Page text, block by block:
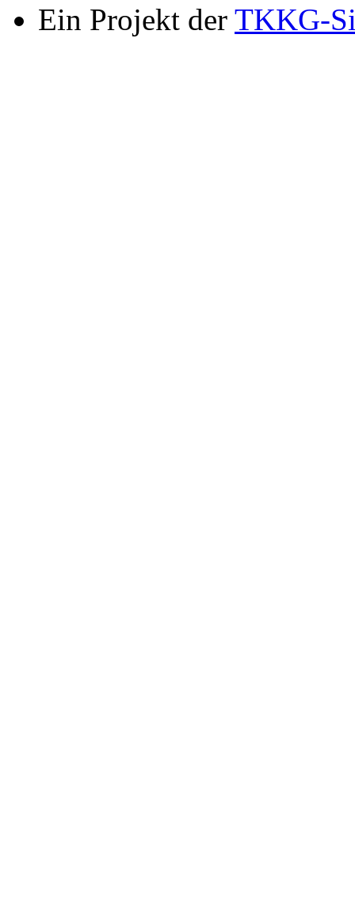
Ein Projekt der TKKG-